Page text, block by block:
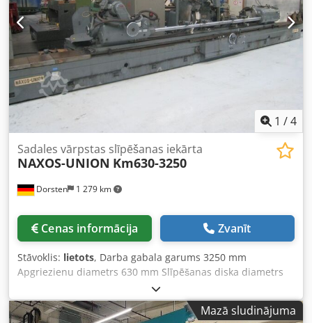
1 /4
Dorsten 1 279 km
Sadales vārpstas slīpēšanas iekārta
NAXOS-UNION Km630-3250
Cenas informācija Zvanīt
Stāvoklis: lietots, Darba gabala garums 3250 mm
Apgriezienu diametrs 630 mm Slīpēšanas diska diametrs
900 mm Vairāki luneti Dreseris Dzesēšanas šķidruma
sistēma Tehniskie dati ir sniegti no ražotāja vai operatora
un mums nav saistoši. Saglabājam tiesības uzMazā sludinājuma